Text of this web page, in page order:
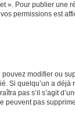
». Pour publier
permissions est
modifier ou
Si quelqu’un a
pas s’il s’agit
pas